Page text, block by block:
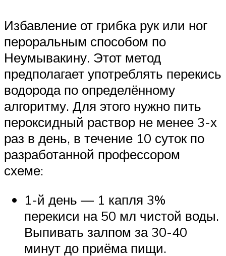
Избавление от грибка рук или ног
пероральным способом по
Неумывакину. Этот метод
предполагает употреблять перекись
водорода по определённому
алгоритму. Для этого нужно пить
пероксидный раствор не менее 3-х
раз в день, в течение 10 суток по
разработанной профессором
схеме:
1-й день — 1 капля 3%
перекиси на 50 мл чистой воды.
Выпивать залпом за 30-40
минут до приёма пищи.